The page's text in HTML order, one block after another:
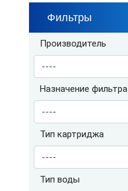
Фильтры
Производитель
Назначение фильтра
Тип картриджа
Тип воды